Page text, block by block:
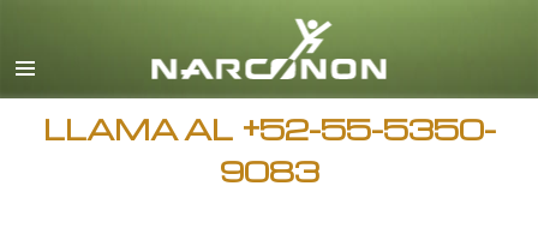
Español
Inglés
Todas las Regiones/Idiomas
LLAMA AL +52-55-5350-
9083